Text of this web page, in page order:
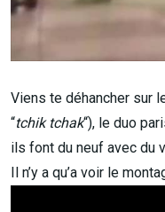
Viens te déhancher sur
“tchik tchak“), le duo
ils font du neuf avec du
Il n’y a qu’a voir le